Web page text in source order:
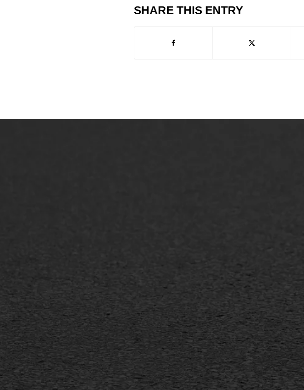
SHARE THIS ENTRY
Markering verlagen
WIJ WERKEN VOOR
GWW aannemers
Overheid
Industrie & MKB
Bitumineuze voegvulling
Gietasfalt reparatie
Verwijderen markering